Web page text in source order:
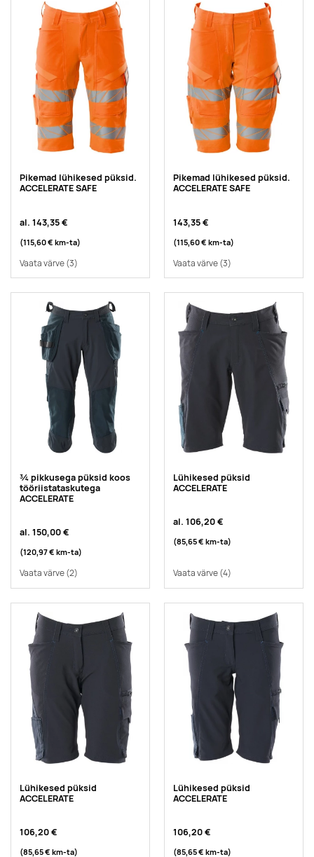
Pikemad lühikesed püksid.
ACCELERATE SAFE
al. 143,35 €
(115,60 € km-ta)
Vaata värve(3)
Pikemad lühikesed püksid.
ACCELERATE SAFE
143,35 €
(115,60 € km-ta)
Vaata värve(3)
¾ pikkusega püksid koos
tööriistataskutega
ACCELERATE
al. 150,00 €
(120,97 € km-ta)
Vaata värve(2)
Lühikesed püksid
ACCELERATE
al. 106,20 €
(85,65 € km-ta)
Vaata värve(4)
Lühikesed püksid
ACCELERATE
106,20 €
(85,65 € km-ta)
Lühikesed püksid
ACCELERATE
106,20 €
(85,65 € km-ta)